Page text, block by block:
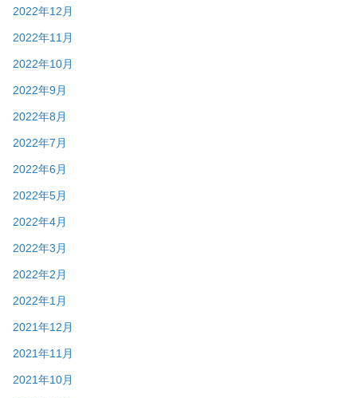
2022年12月
2022年11月
2022年10月
2022年9月
2022年8月
2022年7月
2022年6月
2022年5月
2022年4月
2022年3月
2022年2月
2022年1月
2021年12月
2021年11月
2021年10月